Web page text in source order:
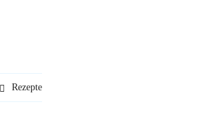
Rezepte